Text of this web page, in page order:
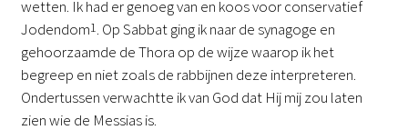
wetten. Ik had er genoeg van en koos voor conservatief
Jodendom1. Op Sabbat ging ik naar de synagoge en
gehoorzaamde de Thora op de wijze waarop ik het
begreep en niet zoals de rabbijnen deze interpreteren.
Ondertussen verwachtte ik van God dat Hij mij zou laten
zien wie de Messias is.